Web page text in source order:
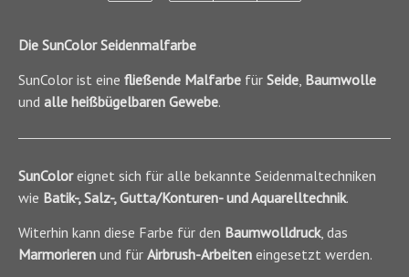
Die SunColor Seidenmalfarbe
SunColor ist eine fließende Malfarbe für Seide Baumwolle
und alle heißbügelbaren Gewebe.
SunColoreignet sich für alle bekannte Seidenmaltechniken
wie Batik-, Salz-, Gutta/Konturen- und Aquarelltechnik.
Witerhin kann diese Farbe für den Baumwolldruck, das
Marmorieren und für Airbrush-Arbeiten eingesetzt werden.